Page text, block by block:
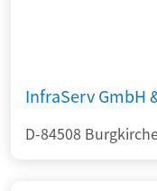
InfraServ GmbH
D-84508